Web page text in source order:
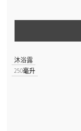
沐浴露
250毫升